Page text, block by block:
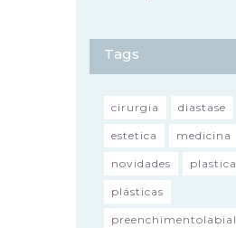
Tags
cirurgia diastase
estetica medicina
novidades plastica
plásticas
preenchimentolabial